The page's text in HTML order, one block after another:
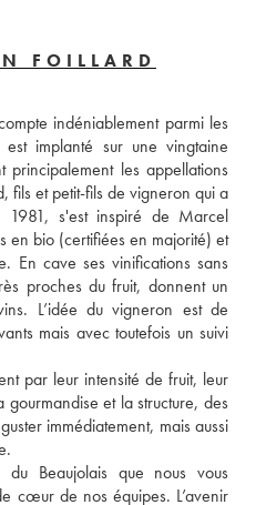
FOILLARD
indéniablement parmi les
est implanté sur une vingtaine
principalement les appellations
fils et petit-fils de vigneron qui a
s'est inspiré de Marcel
en bio (certifiées en majorité) et
En cave ses vinifications sans
proches du fruit, donnent un
L’idée du vigneron est de
mais avec toutefois un suivi
par leur intensité de fruit, leur
et la structure, des
immédiatement, mais aussi
du Beaujolais que nous vous
cœur de nos équipes. L’avenir